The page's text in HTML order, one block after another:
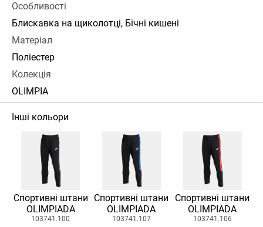
Особливості
Блискавка на щиколотці, Бічні кишені
Матеріал
Поліестер
Колекція
OLIMPIA
Інші кольори
Спортивні штани
OLIMPIADA
103741.100
Спортивні штани
OLIMPIADA
103741.107
Спортивні штани
OLIMPIADA
103741.106